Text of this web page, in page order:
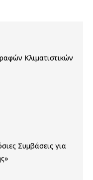
Κλιματιστικών
Συμβάσεις για